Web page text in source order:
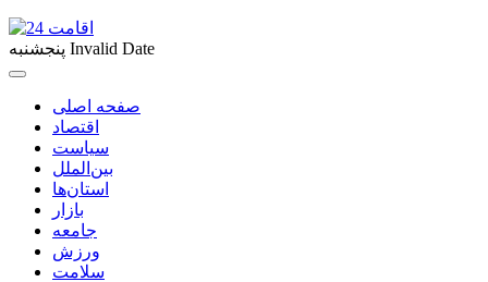
پنجشنبه Invalid Date
صفحه اصلی
اقتصاد
سیاست
بین‌الملل
استان‌ها
بازار
جامعه
ورزش
سلامت